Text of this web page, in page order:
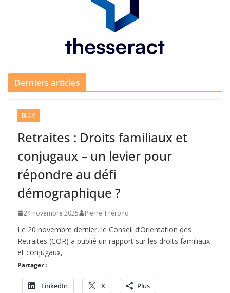
Derniers articles
BLOG
Retraites : Droits familiaux et
conjugaux – un levier pour
répondre au défi
démographique ?
24 novembre 2025 Pierre Thérond
Le 20 novembre dernier, le Conseil d’Orientation des
Retraites (COR) a publié un rapport sur les droits familiaux
et conjugaux,
Partager :
LinkedIn X Plus